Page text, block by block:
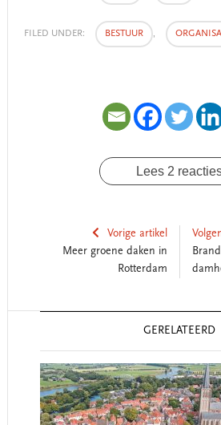
FILED UNDER: BESTUUR ,
Lees 2
Vorige artikel
Meer groene daken in
Rotterdam
GERELATEERD